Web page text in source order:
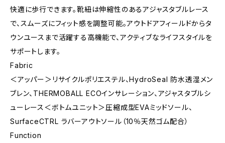
快適に歩行できます。靴紐は伸縮性のあるアジャスタブルレース
で、スムーズにフィット感を調整可能。アウトドアフィールドからタ
ウンユースまで活躍する高機能で、アクティブなライフスタイルを
サポートします。
Fabric
＜アッパー＞リサイクルポリエステル、HydroSeal 防水透湿メン
ブレン、THERMOBALL ECOインサレーション、アジャスタブルシ
ューレース＜ボトムユニット＞圧縮成型EVAミッドソール、
SurfaceCTRL ラバーアウトソール（10％天然ゴム配合）
Function